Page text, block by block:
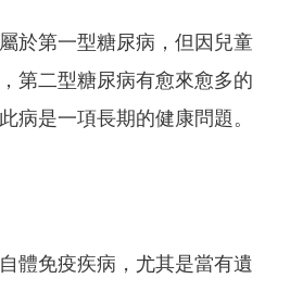
於第一型糖尿病，但因兒童
第二型糖尿病有愈來愈多的
病是一項長期的健康問題。
體免疫疾病，尤其是當有遺